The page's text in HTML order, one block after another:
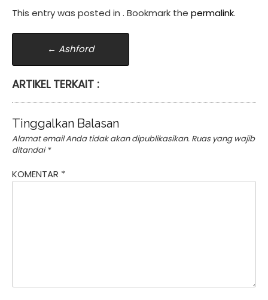
This entry was posted in . Bookmark the permalink.
Post
navigation
← Ashford
ARTIKEL TERKAIT :
Tinggalkan Balasan
Alamat email Anda tidak akan dipublikasikan. Ruas yang wajib
ditandai*
KOMENTAR *